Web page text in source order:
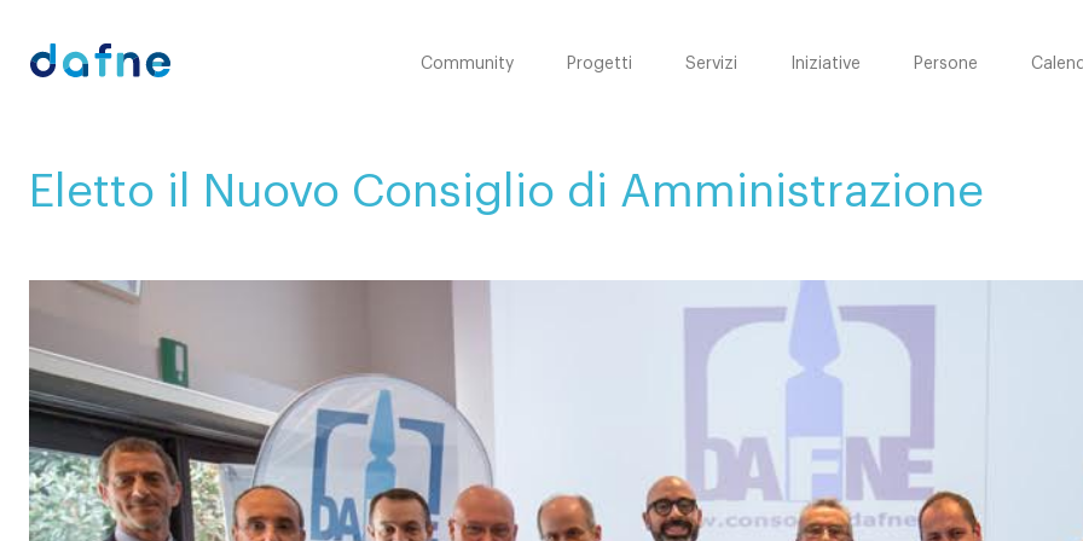
Consorzio Dafne Community Progetti Servizi Iniziative Persone
Eletto il Nuovo Consiglio di Amministrazione